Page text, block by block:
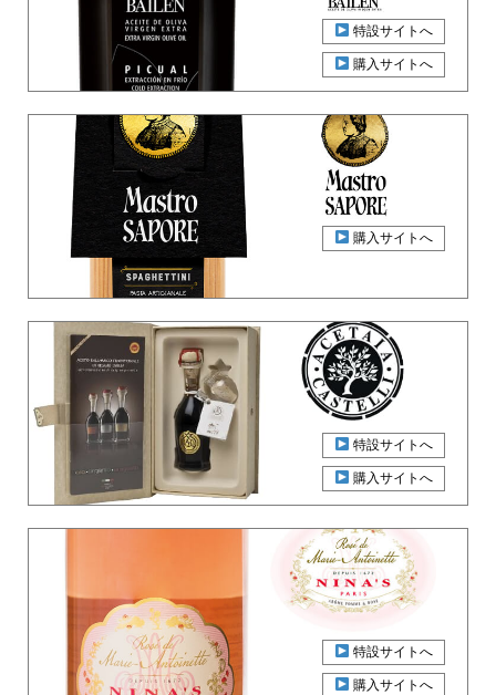
特設サイトへ
購入サイトへ
購入サイトへ
特設サイトへ
購入サイトへ
特設サイトへ
購入サイトへ